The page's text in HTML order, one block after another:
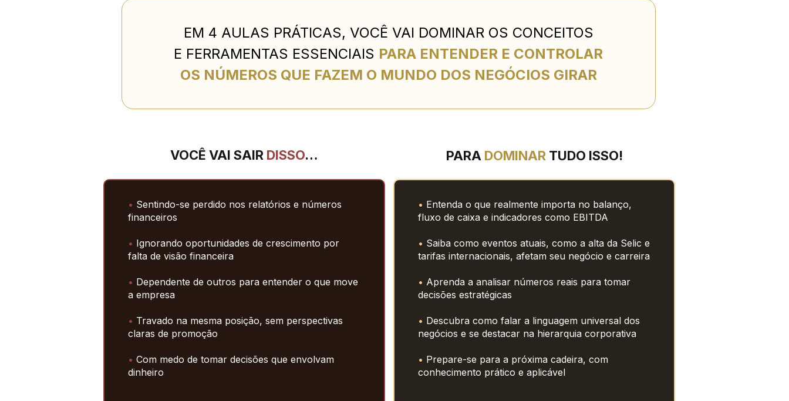
EM 4 AULAS PRÁTICAS, VOCÊ VAI DOMINAR OS CONCEITOS
E FERRAMENTAS ESSENCIAIS PARA ENTENDER E CONTROLAR
OS NÚMEROS QUE FAZEM O MUNDO DOS NEGÓCIOS GIRAR
VOCÊ VAI SAIR DISSO… PARA DOMINAR TUDO ISSO!
• Sentindo-se perdido nos relatórios e números
financeiros
• Ignorando oportunidades de crescimento por
falta de visão financeira
• Dependente de outros para entender o que move
a empresa
• Travado na mesma posição, sem perspectivas
claras de promoção
• Com medo de tomar decisões que envolvam
dinheiro
• Entenda o que realmente importa no balanço,
fluxo de caixa e indicadores como EBITDA
• Saiba como eventos atuais, como a alta da Selic e
tarifas internacionais, afetam seu negócio e carreira
• Aprenda a analisar números reais para tomar
decisões estratégicas
• Descubra como falar a linguagem universal dos
negócios e se destacar na hierarquia corporativa
• Prepare-se para a próxima cadeira, com
conhecimento prático e aplicável